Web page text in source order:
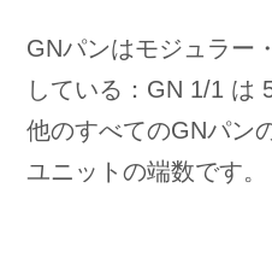
GNパンはモジュラー
している：GN 1/1 は
他のすべてのGNパン
ユニットの端数です。